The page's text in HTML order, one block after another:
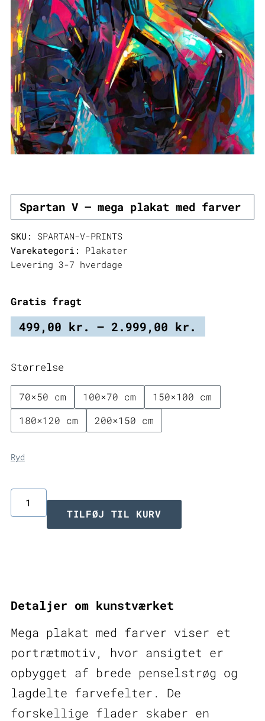
Spartan V – mega plakat med farver
SKU:
SPARTAN-V-PRINTS
Varekategori:
Plakater
Levering 3-7 hverdage
Gratis fragt
499,00 kr. – 2.999,00 kr.
499,00
Størrelse
70×50 cm 100×70 cm
150×100 cm
180×120 cm
200×150 cm
Ryd
Spartan
med
farver
antal
TILFØJ TIL KURV
Detaljer om kunstværket
Mega plakat med farver viser et
portrætmotiv, hvor ansigtet er
opbygget af brede penselstrøg og
lagdelte farvefelter. De
forskellige flader skaber en